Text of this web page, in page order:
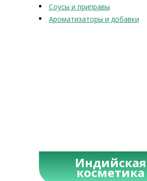
Соусы и приправы
Ароматизаторы и добавки
Индийская
косметика